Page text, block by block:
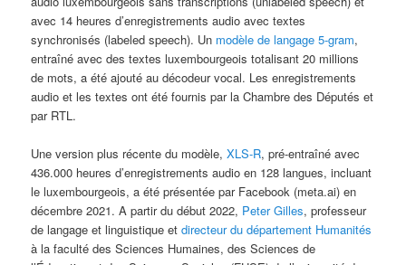
avec 14 heures d’enregistrements audio avec textes
synchronisés (labeled speech). Un modèle de langage 5-gram,
entraîné avec des textes luxembourgeois totalisant 20 millions
de mots, a été ajouté au décodeur vocal. Les enregistrements
audio et les textes ont été fournis par la Chambre des Députés et
par RTL.
Une version plus récente du modèle,XLS-R, pré-entraîné avec
436.000 heures d’enregistrements audio en 128 langues, incluant
le luxembourgeois, a été présentée par Facebook (meta.ai) en
décembre 2021. A partir du début 2022, Peter Gilles, professeur
de langage et linguistique etdirecteur du département Humanités
à la faculté des Sciences Humaines, des Sciences de